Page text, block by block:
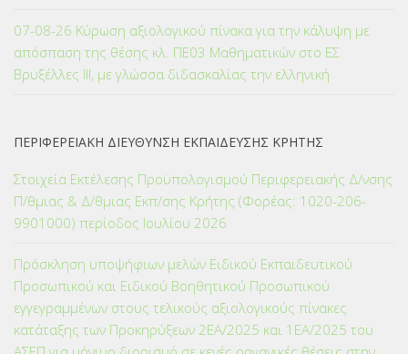
07-08-26 Κύρωση αξιολογικού πίνακα για την κάλυψη με
απόσπαση της θέσης κλ. ΠΕ03 Μαθηματικών στο ΕΣ
Βρυξέλλες ΙΙΙ, με γλώσσα διδασκαλίας την ελληνική
ΠΕΡΙΦΕΡΕΙΑΚΗ ΔΙΕΥΘΥΝΣΗ ΕΚΠΑΙΔΕΥΣΗΣ ΚΡΗΤΗΣ
Στοιχεία Εκτέλεσης Προϋπολογισμού Περιφερειακής Δ/νσης
Π/θμιας & Δ/θμιας Εκπ/σης Κρήτης (Φορέας: 1020-206-
9901000) περίοδος Ιουλίου 2026
Πρόσκληση υποψήφιων μελών Ειδικού Εκπαιδευτικού
Προσωπικού και Ειδικού Βοηθητικού Προσωπικού
εγγεγραμμένων στους τελικούς αξιολογικούς πίνακες
κατάταξης των Προκηρύξεων 2ΕΑ/2025 και 1ΕΑ/2025 του